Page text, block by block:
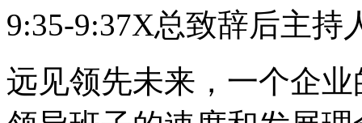
9:35-9:37X总致辞后主持
远见领先未来，一个企